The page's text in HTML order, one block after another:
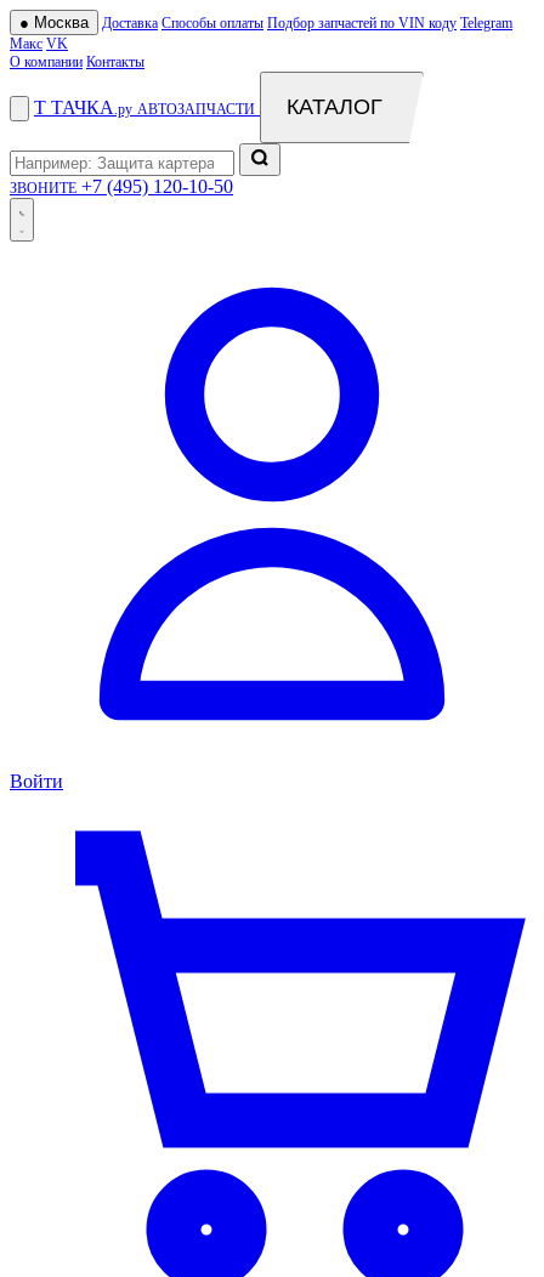
● Москва Доставка Способы оплаты Подбор запчастей по VIN коду Telegram
Макс VK
О компании Контакты
Т ТАЧКА .ру АВТОЗАПЧАСТИ КАТАЛОГ
ЗВОНИТЕ +7 (495) 120-10-50
Войти